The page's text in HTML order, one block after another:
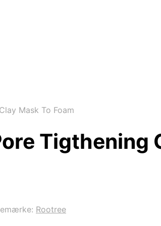
Mask To Foam
Tigthening
Rootree